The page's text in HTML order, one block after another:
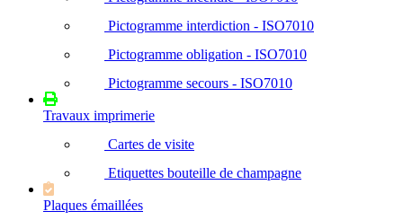
Pictogramme interdiction - ISO7010
Pictogramme obligation - ISO7010
Pictogramme secours - ISO7010
Travaux imprimerie
Cartes de visite
Etiquettes bouteille de champagne
Plaques émaillées